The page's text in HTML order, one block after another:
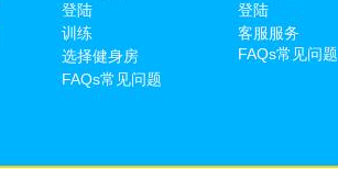
登陆
训练
选择健身房
FAQs常见问题
登陆
客服服务
FAQs常见问题